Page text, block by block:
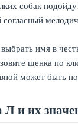
собак
имя в
щенка по
может быть
и их